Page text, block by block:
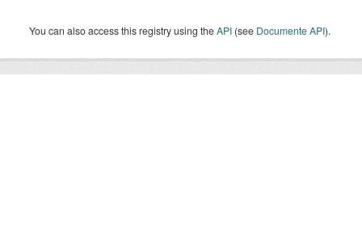
You can also access this registry using theAPI (see Documente API).